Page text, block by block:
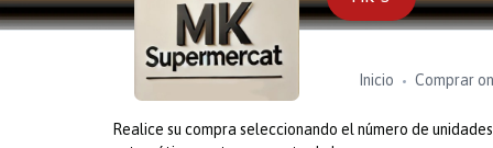
Inicio Comprar
Realice su compra seleccionando el número de